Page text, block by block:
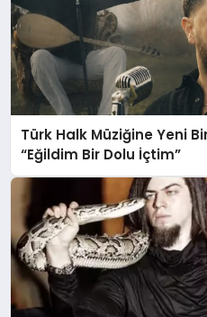
Türk Halk Müziğine Yeni
“Eğildim Bir Dolu İçtim”